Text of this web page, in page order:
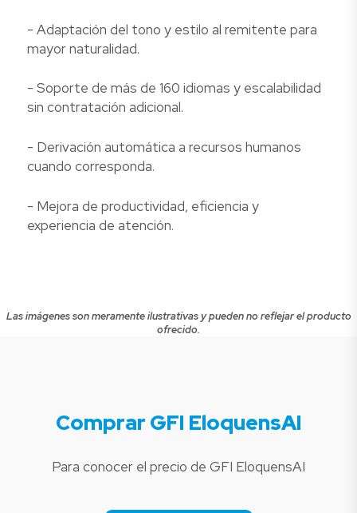
- Adaptación del tono y estilo al remitente para
mayor naturalidad.
- Soporte de más de 160 idiomas y escalabilidad
sin contratación adicional.
- Derivación automática a recursos humanos
cuando corresponda.
- Mejora de productividad, eficiencia y
experiencia de atención.
Las imágenes son meramente ilustrativas y pueden no reflejar el producto
ofrecido.
Comprar GFI EloquensAI
Para conocer el precio de GFI EloquensAI